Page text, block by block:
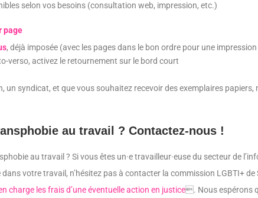
selon vos besoins (consultation web, impression, etc.)
page
, déjà imposée (avec les pages dans le bon ordre pour une
verso, activez le retournement sur le bord court
un syndicat, et que vous souhaitez recevoir des exemplaires papiers,
au travail ? Contactez-nous !
au travail ? Si vous êtes un·e travailleur·euse du secteur de
votre travail, n’hésitez pas à contacter la commission LGBTI+
charge les frais d’une éventuelle action en justice. Nous espérons